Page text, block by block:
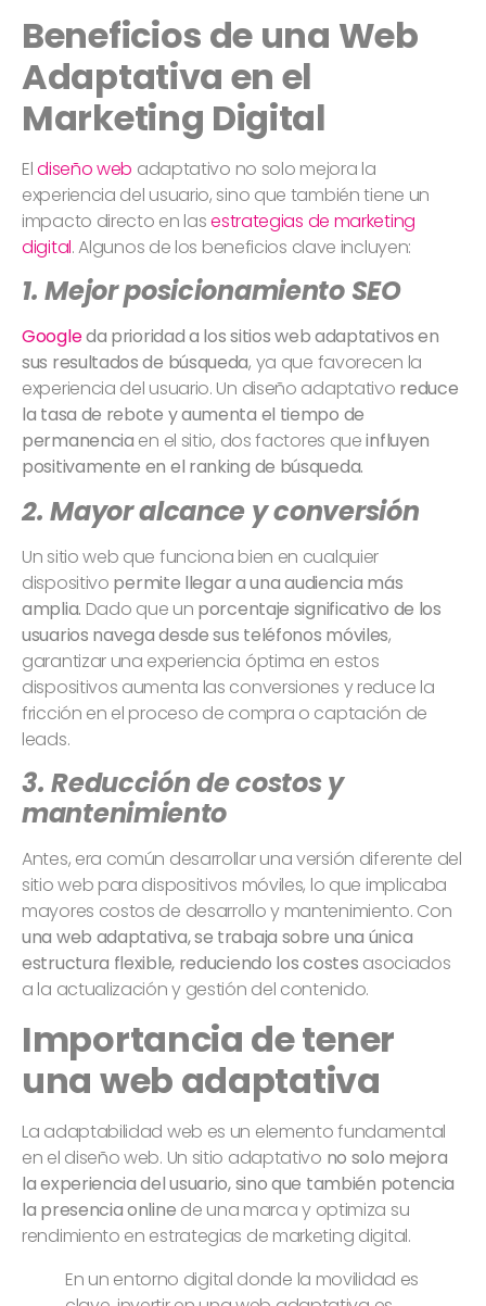
Beneficios de una Web
Adaptativa en el
Marketing Digital
Eldiseño web adaptativo no solo mejora la
experiencia del usuario, sino que también tiene un
impacto directo en lasestrategias de marketing
digital. Algunos de los beneficios clave incluyen:
1. Mejor posicionamiento SEO
Googleda prioridad a los sitios web adaptativos en
sus resultados de búsqueda, ya que favorecen la
experiencia del usuario. Un diseño adaptativo reduce
la tasa de rebote y aumenta el tiempo de
permanencia en el sitio, dos factores queinfluyen
positivamente en el ranking de búsqueda.
2. Mayor alcance y conversión
Un sitio web que funciona bien en cualquier
dispositivo permite llegar a una audiencia más
amplia. Dado que un porcentaje significativo de los
usuarios navega desde sus teléfonos móviles,
garantizar una experiencia óptima en estos
dispositivos aumenta las conversiones y reduce la
fricción en el proceso de compra o captación de
leads.
3. Reducción de costos y
mantenimiento
Antes, era común desarrollar una versión diferente del
sitio web para dispositivos móviles, lo que implicaba
mayores costos de desarrollo y mantenimiento. Con
una web adaptativa, se trabaja sobre una única
estructura flexible, reduciendo los costes asociados
a la actualización y gestión del contenido.
Importancia de tener
una web adaptativa
La adaptabilidad web es un elemento fundamental
en el diseño web. Un sitio adaptativo no solo mejora
la experiencia del usuario, sino que también potencia
la presencia online de una marca y optimiza su
rendimiento en estrategias de marketing digital.
En un entorno digital donde la movilidad es